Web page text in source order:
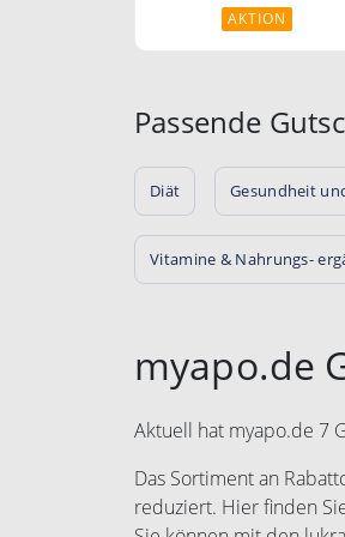
AKTION
Passende
Diät Gesundheit
Vitamine & Nahrungs-
myapo.de
Aktuell hat myapo.de 7
Das Sortiment an
reduziert. Hier finden